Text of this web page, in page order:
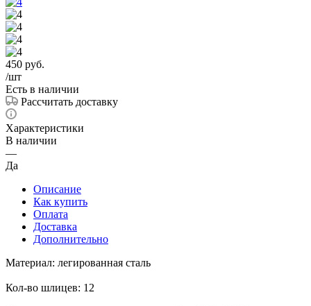
450 руб.
/шт
Есть в наличии
Рассчитать доставку
Характеристики
В наличии
—
Да
Описание
Как купить
Оплата
Доставка
Дополнительно
Материал: легированная сталь
Кол-во шлицев: 12